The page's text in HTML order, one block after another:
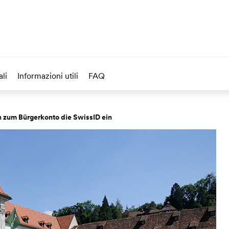
Informazioni utili FAQ
Bürgerkonto die SwissID ein